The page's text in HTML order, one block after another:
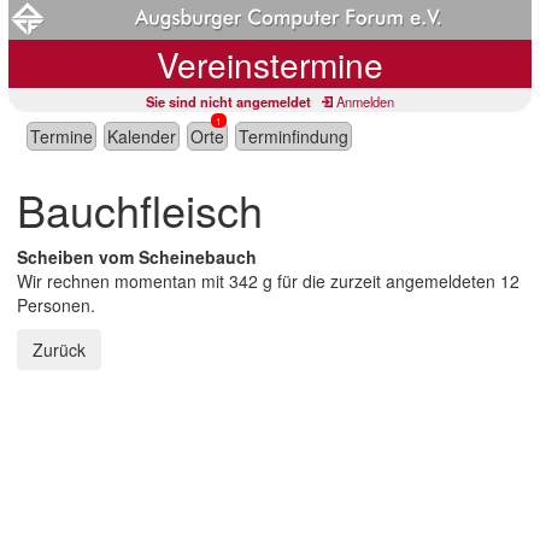
Vereinstermine
Sie sind nicht angemeldet Anmelden
Termine Kalender Orte
1
Terminfindung
Bauchfleisch
Scheiben vom Scheinebauch
Wir rechnen momentan mit 342 g für die zurzeit angemeldeten 12
Personen.